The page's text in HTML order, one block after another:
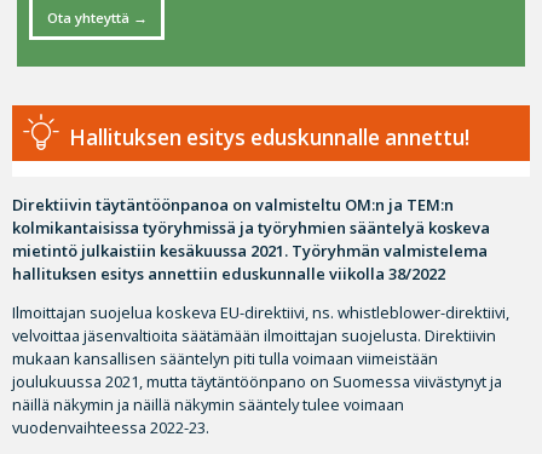
Hallituksen esitys eduskunnalle annettu!
Direktiivin täytäntöönpanoa on valmisteltu OM:n ja TEM:n
kolmikantaisissa työryhmissä ja työryhmien sääntelyä koskeva
mietintö julkaistiin kesäkuussa 2021. Työryhmän valmistelema
hallituksen esitys annettiin eduskunnalle viikolla 38/2022
Ilmoittajan suojelua koskeva EU-direktiivi, ns. whistleblower-direktiivi,
velvoittaa jäsenvaltioita säätämään ilmoittajan suojelusta. Direktiivin
mukaan kansallisen sääntelyn piti tulla voimaan viimeistään
joulukuussa 2021, mutta täytäntöönpano on Suomessa viivästynyt ja
näillä näkymin ja näillä näkymin sääntely tulee voimaan
vuodenvaihteessa 2022-23.
Ota yhteyttä